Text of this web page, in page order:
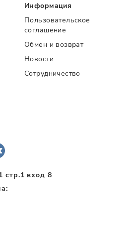
стр.1 вход 8
Информация
Пользовательское
соглашение
Обмен и возврат
Новости
Сотрудничество